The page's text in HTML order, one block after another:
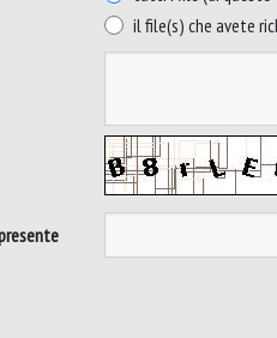
il file(s) che avete